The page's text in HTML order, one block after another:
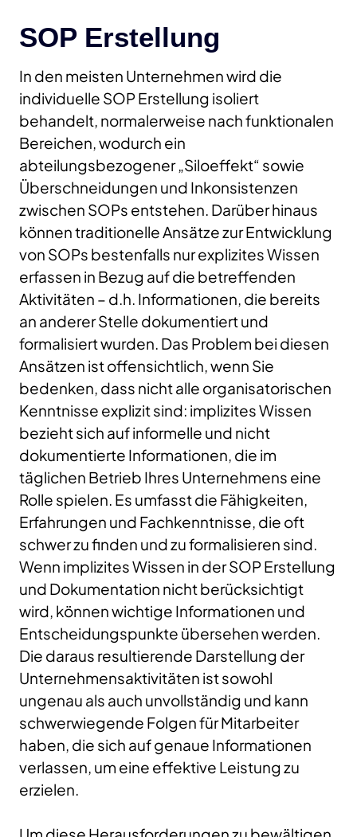
SOP Erstellung
In den meisten Unternehmen wird die
individuelle SOP Erstellung isoliert
behandelt, normalerweise nach funktionalen
Bereichen, wodurch ein
abteilungsbezogener „Siloeffekt“ sowie
Überschneidungen und Inkonsistenzen
zwischen SOPs entstehen. Darüber hinaus
können traditionelle Ansätze zur Entwicklung
von SOPs bestenfalls nur explizites Wissen
erfassen in Bezug auf die betreffenden
Aktivitäten – d.h. Informationen, die bereits
an anderer Stelle dokumentiert und
formalisiert wurden. Das Problem bei diesen
Ansätzen ist offensichtlich, wenn Sie
bedenken, dass nicht alle organisatorischen
Kenntnisse explizit sind: implizites Wissen
bezieht sich auf informelle und nicht
dokumentierte Informationen, die im
täglichen Betrieb Ihres Unternehmens eine
Rolle spielen. Es umfasst die Fähigkeiten,
Erfahrungen und Fachkenntnisse, die oft
schwer zu finden und zu formalisieren sind.
Wenn implizites Wissen in der SOP Erstellung
und Dokumentation nicht berücksichtigt
wird, können wichtige Informationen und
Entscheidungspunkte übersehen werden.
Die daraus resultierende Darstellung der
Unternehmensaktivitäten ist sowohl
ungenau als auch unvollständig und kann
schwerwiegende Folgen für Mitarbeiter
haben, die sich auf genaue Informationen
verlassen, um eine effektive Leistung zu
erzielen.